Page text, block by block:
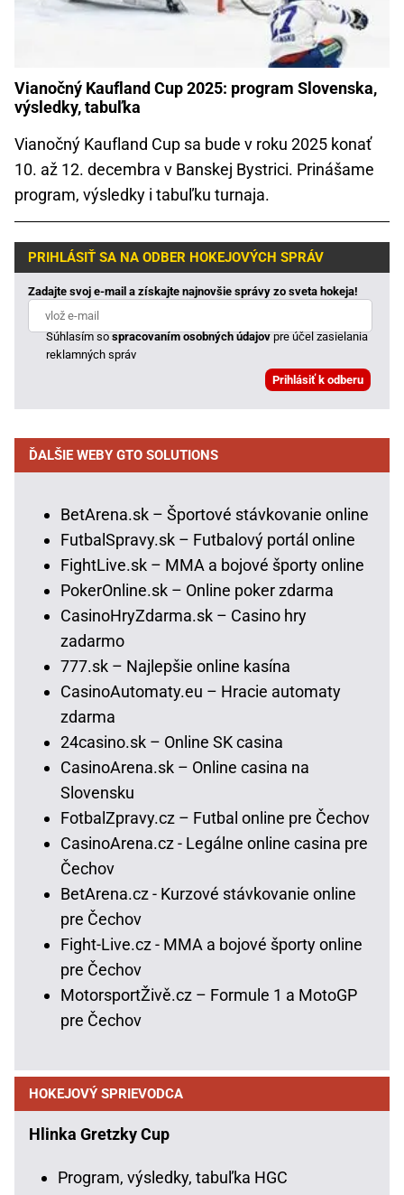
Vianočný Kaufland Cup 2025: program Slovenska,
výsledky, tabuľka
Vianočný Kaufland Cup sa bude v roku 2025 konať
10. až 12. decembra v Banskej Bystrici. Prinášame
program, výsledky i tabuľku turnaja.
PRIHLÁSIŤ SA NA ODBER HOKEJOVÝCH SPRÁV
Zadajte svoj e-mail a získajte najnovšie správy zo sveta hokeja!
Súhlasím sospracovaním osobných údajovpre účel zasielania
reklamných správ
ĎALŠIE WEBY GTO SOLUTIONS
BetArena.sk – Športové stávkovanie online
FutbalSpravy.sk – Futbalový portál online
FightLive.sk – MMA a bojové športy online
PokerOnline.sk – Online poker zdarma
CasinoHryZdarma.sk – Casino hry
zadarmo
777.sk – Najlepšie online kasína
CasinoAutomaty.eu – Hracie automaty
zdarma
24casino.sk – Online SK casina
CasinoArena.sk – Online casina na
Slovensku
FotbalZpravy.cz – Futbal online pre Čechov
CasinoArena.cz - Legálne online casina pre
Čechov
BetArena.cz - Kurzové stávkovanie online
pre Čechov
Fight-Live.cz - MMA a bojové športy online
pre Čechov
MotorsportŽivě.cz – Formule 1 a MotoGP
pre Čechov
HOKEJOVÝ SPRIEVODCA
Hlinka Gretzky Cup
Program, výsledky, tabuľka HGC